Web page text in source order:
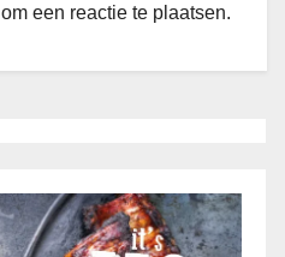
om een reactie te plaatsen.